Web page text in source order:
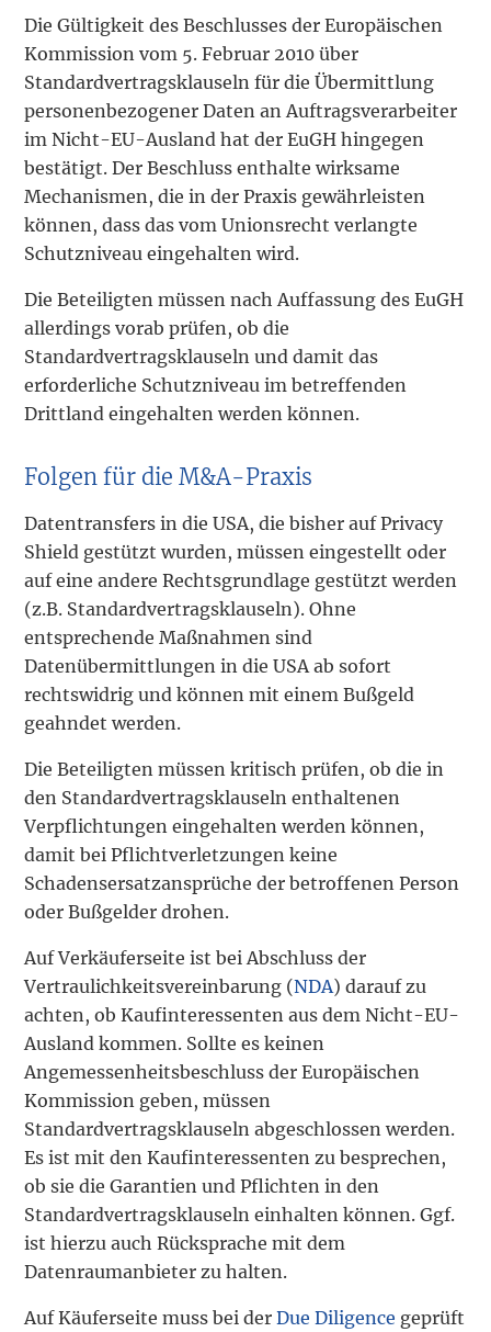
Die Gültigkeit des Beschlusses der Europäischen
Kommission vom 5. Februar 2010 über
Standardvertragsklauseln für die Übermittlung
personenbezogener Daten an Auftragsverarbeiter
im Nicht-EU-Ausland hat der EuGH hingegen
bestätigt. Der Beschluss enthalte wirksame
Mechanismen, die in der Praxis gewährleisten
können, dass das vom Unionsrecht verlangte
Schutzniveau eingehalten wird.
Die Beteiligten müssen nach Auffassung des EuGH
allerdings vorab prüfen, ob die
Standardvertragsklauseln und damit das
erforderliche Schutzniveau im betreffenden
Drittland eingehalten werden können.
Folgen für die M&A-Praxis
Datentransfers in die USA, die bisher auf Privacy
Shield gestützt wurden, müssen eingestellt oder
auf eine andere Rechtsgrundlage gestützt werden
(z.B. Standardvertragsklauseln). Ohne
entsprechende Maßnahmen sind
Datenübermittlungen in die USA ab sofort
rechtswidrig und können mit einem Bußgeld
geahndet werden.
Die Beteiligten müssen kritisch prüfen, ob die in
den Standardvertragsklauseln enthaltenen
Verpflichtungen eingehalten werden können,
damit bei Pflichtverletzungen keine
Schadensersatzansprüche der betroffenen Person
oder Bußgelder drohen.
Auf Verkäuferseite ist bei Abschluss der
Vertraulichkeitsvereinbarung (NDA) darauf zu
achten, ob Kaufinteressenten aus dem Nicht-EU-
Ausland kommen. Sollte es keinen
Angemessenheitsbeschluss der Europäischen
Kommission geben, müssen
Standardvertragsklauseln abgeschlossen werden.
Es ist mit den Kaufinteressenten zu besprechen,
ob sie die Garantien und Pflichten in den
Standardvertragsklauseln einhalten können. Ggf.
ist hierzu auch Rücksprache mit dem
Datenraumanbieter zu halten.
Auf Käuferseite muss bei derDue Diligence geprüft